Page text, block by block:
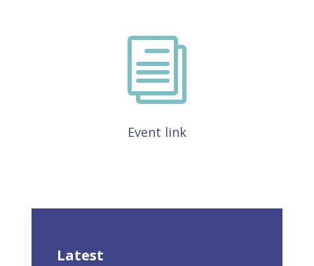
i
Event link
Latest